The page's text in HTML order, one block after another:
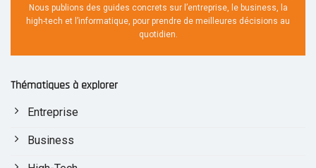
Nous publions des guides concrets sur l’entreprise, le business, la
high-tech et l’informatique, pour prendre de meilleures décisions au
quotidien.
Thématiques à explorer
Entreprise
Business